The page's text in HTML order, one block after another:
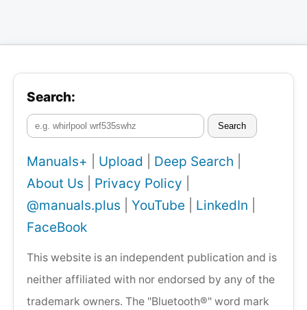
Search:
Search
Manuals+ Upload Deep Search
About Us
Privacy Policy
@manuals.plus
YouTube LinkedIn
FaceBook
This website is an independent publication and is
neither affiliated with nor endorsed by any of the
trademark owners. The "Bluetooth®" word mark